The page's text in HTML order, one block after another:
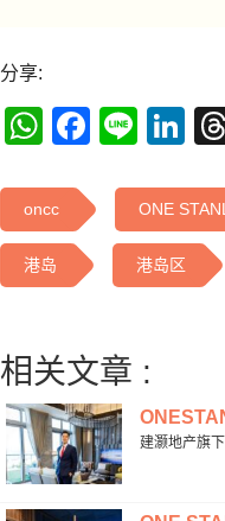
分享:
WhatsApp
Line
oncc ONE
港岛 港岛区
相关文章 :
建灏地产旗